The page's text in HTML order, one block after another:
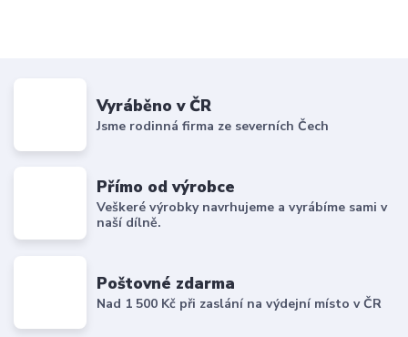
Vyráběno v ČR
Jsme rodinná firma ze severních Čech
Přímo od výrobce
Veškeré výrobky navrhujeme a vyrábíme sami v
naší dílně.
Poštovné zdarma
Nad 1 500 Kč při zaslání na výdejní místo v ČR